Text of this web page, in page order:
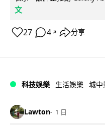
文
27 4 ↗ 分享
科技娛樂 生活娛樂 城中
Lawton 1 日